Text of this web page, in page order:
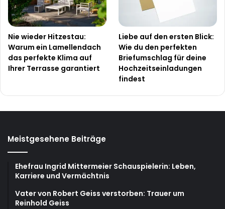
Nie wieder Hitzestau:
Warum ein Lamellendach
das perfekte Klima auf
Ihrer Terrasse garantiert
Liebe auf den ersten Blick:
Wie du den perfekten
Briefumschlag für deine
Hochzeitseinladungen
findest
Meistgesehene Beiträge
Ehefrau Ingrid Mittermeier Schauspielerin: Leben,
Karriere und Vermächtnis
Vater von Robert Geiss verstorben: Trauer um
Reinhold Geiss